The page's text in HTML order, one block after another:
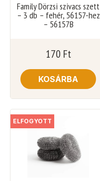
Family Dörzsi szivacs szett
– 3 db – fehér, 56157-hez
– 56157B
170 Ft
KOSÁRBA
ELFOGYOTT